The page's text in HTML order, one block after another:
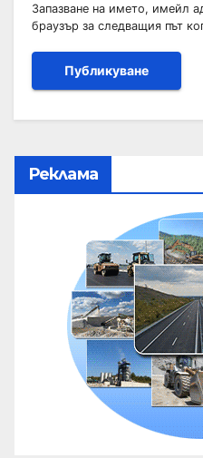
Запазване на името, имейл
браузър за следващия път
Реклама